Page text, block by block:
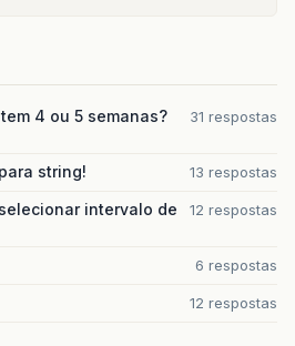
4 ou 5 semanas?
31 respostas
string! 13 respostas
intervalo de
12 respostas
6 respostas
12 respostas